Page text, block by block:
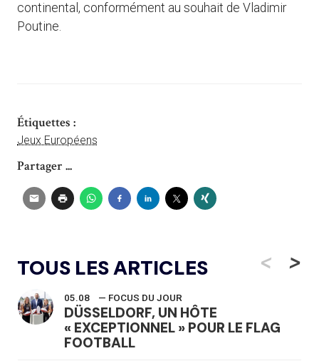
continental, conformément au souhait de Vladimir
Poutine.
Étiquettes :
Jeux Européens
Partager ...
TOUS LES ARTICLES <
05.08 — FOCUS DU JOUR
DÜSSELDORF, UN HÔTE
« EXCEPTIONNEL » POUR LE FLAG
FOOTBALL
>